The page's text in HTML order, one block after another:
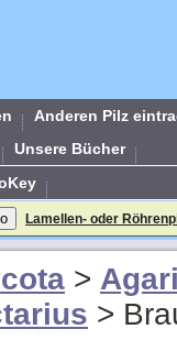
Anderen Pilz
Unsere Bücher
Lamellen- oder
>
>